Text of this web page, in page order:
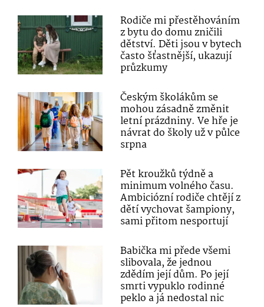
Rodiče mi přestěhováním
z bytu do domu zničili
dětství. Děti jsou v bytech
často šťastnější, ukazují
průzkumy
Českým školákům se
mohou zásadně změnit
letní prázdniny. Ve hře je
návrat do školy už v půlce
srpna
Pět kroužků týdně a
minimum volného času.
Ambiciózní rodiče chtějí z
dětí vychovat šampiony,
sami přitom nesportují
Babička mi přede všemi
slibovala, že jednou
zdědím její dům. Po její
smrti vypuklo rodinné
peklo a já nedostal nic